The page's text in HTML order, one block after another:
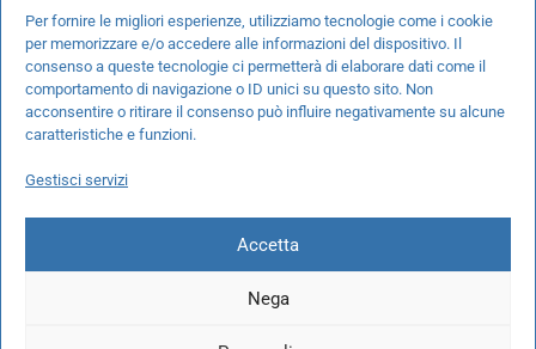
Per fornire le migliori esperienze, utilizziamo tecnologie come i cookie
per memorizzare e/o accedere alle informazioni del dispositivo. Il
consenso a queste tecnologie ci permetterà di elaborare dati come il
comportamento di navigazione o ID unici su questo sito. Non
acconsentire o ritirare il consenso può influire negativamente su alcune
caratteristiche e funzioni.
Gestisci servizi
Accetta
Nega
Chi siamo
Progetti speciali
Richiedi un libro
Spedizioni
Cookie Policy